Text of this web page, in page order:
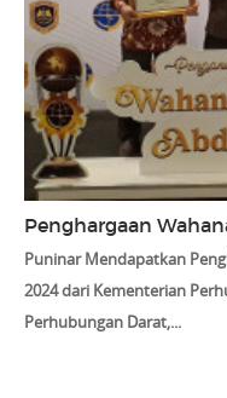
Penghargaan
Puninar Mendapatkan
2024 dari Kementerian
Perhubungan Darat,...